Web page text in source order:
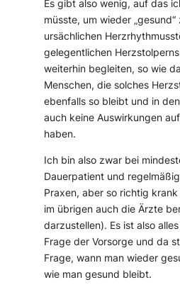
Es gibt also wenig, auf das
müsste, um wieder
ursächlichen
gelegentlichen
weiterhin begleiten, so wie
Menschen, die solches
ebenfalls so bleibt und in
auch keine Auswirkungen
haben.
Ich bin also zwar bei
Dauerpatient und
Praxen, aber so richtig
im übrigen auch die Ärzte
darzustellen). Es ist also
Frage der Vorsorge und da
Frage, wann man wieder
wie man gesund bleibt.